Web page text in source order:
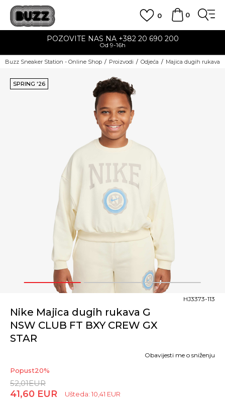
0
0
POZOVITE NAS NA +382 20 690 200
Od 9-16h
Buzz Sneaker Station - Online Shop Proizvodi Odjeća Majica dugih rukava
1 2 3
SPRING '26
Nike Majica dugih rukava G
NSW CLUB FT BXY CREW GX
STAR
HJ3373-113
Popust20%
52,01EUR
41,60 EUR Ušteda: 10,41 EUR
Obavijesti me o sniženju